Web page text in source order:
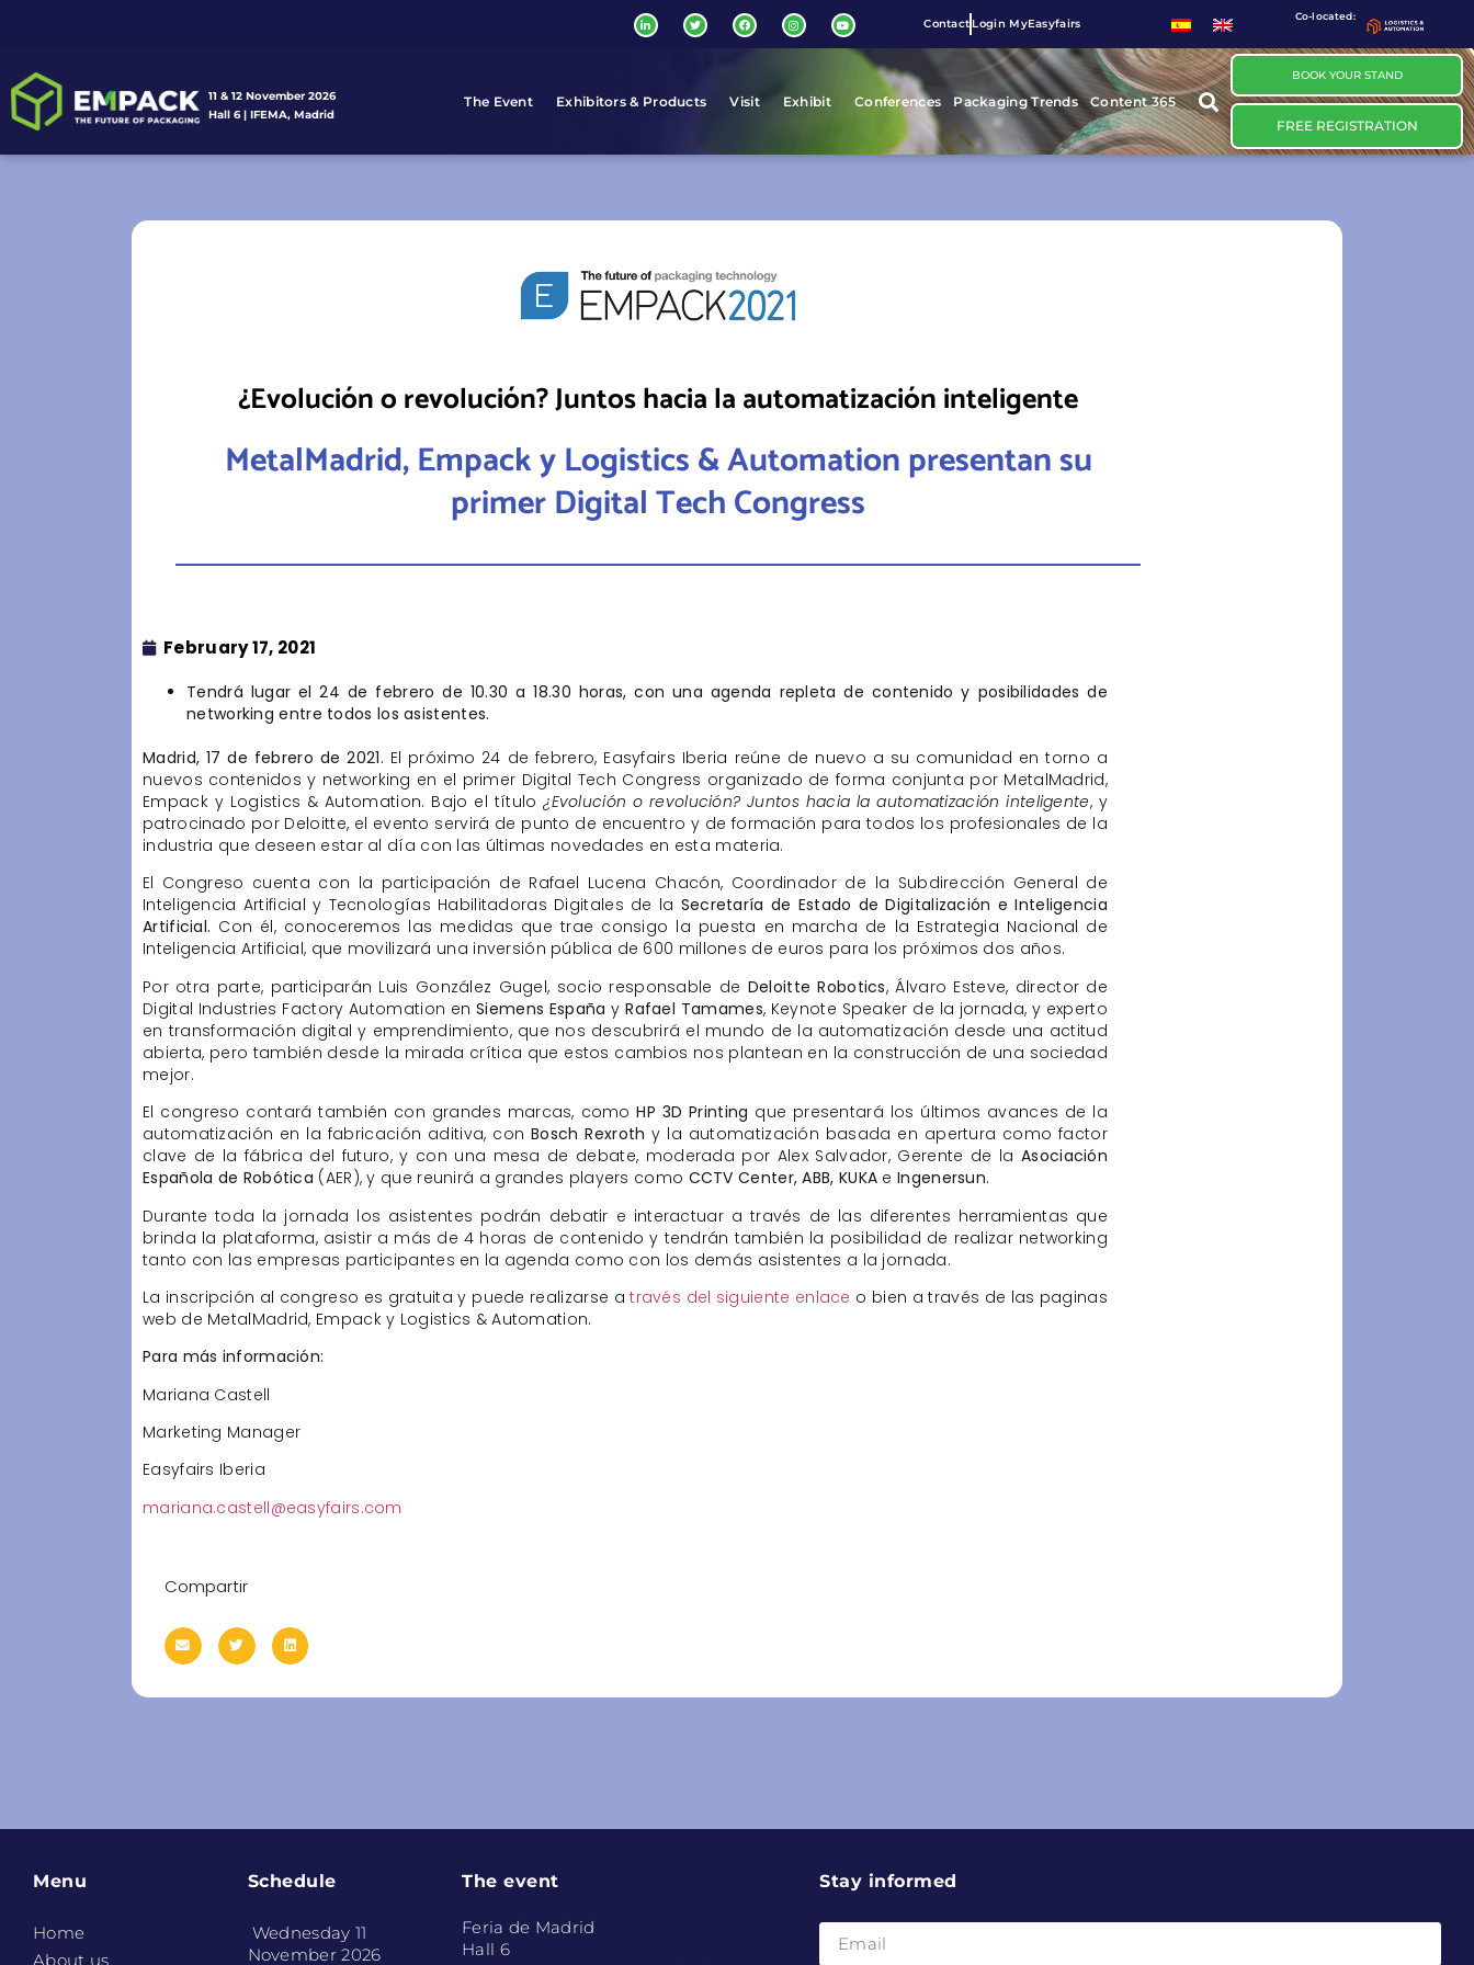
Contact Login MyEasyfairs
Co-located:
11 & 12 November 2026
Hall 6 | IFEMA, Madrid
The Event Exhibitors & Products Visit Exhibit Conferences Packaging Trends Content 365
BOOK YOUR STAND
FREE REGISTRATION
¿Evolución o revolución? Juntos hacia la automatización inteligente
MetalMadrid, Empack y Logistics & Automation presentan su
primer Digital Tech Congress
February 17, 2021
Tendrá lugar el 24 de febrero de 10.30 a 18.30 horas, con una agenda repleta de contenido y posibilidades de
networking entre todos los asistentes.
Madrid, 17 de febrero de 2021. El próximo 24 de febrero, Easyfairs Iberia reúne de nuevo a su comunidad en torno a
nuevos contenidos y networking en el primer Digital Tech Congress organizado de forma conjunta por MetalMadrid,
Empack y Logistics & Automation. Bajo el título¿Evolución o revolución? Juntos hacia la automatización inteligente, y
patrocinado por Deloitte, el evento servirá de punto de encuentro y de formación para todos los profesionales de la
industria que deseen estar al día con las últimas novedades en esta materia.
El Congreso cuenta con la participación de Rafael Lucena Chacón, Coordinador de la Subdirección General de
Inteligencia Artificial y Tecnologías Habilitadoras Digitales de la Secretaría de Estado de Digitalización e Inteligencia
Artificial. Con él, conoceremos las medidas que trae consigo la puesta en marcha de la Estrategia Nacional de
Inteligencia Artificial, que movilizará una inversión pública de 600 millones de euros para los próximos dos años.
Por otra parte, participarán Luis González Gugel, socio responsable de Deloitte Robotics, Álvaro Esteve, ‎director de
Digital Industries Factory Automation en ‎Siemens España yRafael Tamames, Keynote Speaker de la jornada, y experto
en transformación digital y emprendimiento, que nos descubrirá el mundo de la automatización desde una actitud
abierta, pero también desde la mirada crítica que estos cambios nos plantean en la construcción de una sociedad
mejor.
El congreso contará también con grandes marcas, comoHP 3D Printing que presentará los últimos avances de la
automatización en la fabricación aditiva, con Bosch Rexroth y la automatización basada en apertura como factor
clave de la fábrica del futuro, y con una mesa de debate, moderada por Alex Salvador, Gerente de la Asociación
Española de Robótica (AER), y que reunirá a grandes players como CCTV Center, ABB, KUKA eIngenersun.
Durante toda la jornada los asistentes podrán debatir e interactuar a través de las diferentes herramientas que
brinda la plataforma, asistir a más de 4 horas de contenido y tendrán también la posibilidad de realizar networking
tanto con las empresas participantes en la agenda como con los demás asistentes a la jornada.
La inscripción al congreso es gratuita y puede realizarse através del siguiente enlace o bien a través de las paginas
web de MetalMadrid, Empack y Logistics & Automation.
Para más información:
Mariana Castell
Marketing Manager
Easyfairs Iberia
mariana.castell@easyfairs.com
Compartir
Menu
Home
About us
Schedule
Wednesday 11
November 2026
The event
Feria de Madrid
Hall 6
Stay informed